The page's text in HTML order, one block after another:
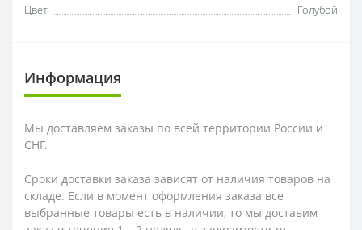
Цвет
Голубой
Информация
Мы доставляем заказы по всей территории России и
СНГ.
Сроки доставки заказа зависят от наличия товаров на
складе. Если в момент оформления заказа все
выбранные товары есть в наличии, то мы доставим